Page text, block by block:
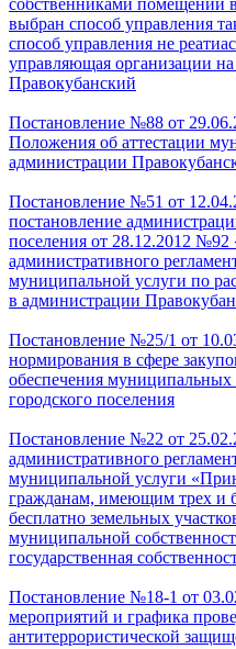
собственниками помещений
выбран способ управления
способ управления не
управляющая организации
Правокубанский
Постановление №88 от
Положения об аттестации
администрации
Постановление №51 от
постановление
поселения от 28.12.2012
административного
муниципальной услуги по
в администрации
Постановление №25/1 от
нормирования в сфере
обеспечения
городского поселения
Постановление №22 от
административного
муниципальной услуги
гражданам, имеющим трех и
бесплатно земельных
муниципальной
государственная
Постановление №18-1 от
мероприятий и графика
антитеррористической